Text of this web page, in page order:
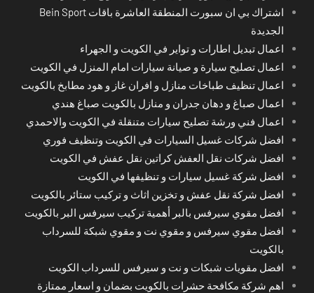
اشتراك بي ان سبورت المنطقة العاشرة باقات Bein Sport
الجديدة
اعمال تبديل اطارات و تواير في الكويت و الجهراء
اعمال تصليح سيارة و صيانة سيارات امام المنزل في الكويت
اعمال تنظيف طباخات منازل و افران غاز و هود مطابخ بالكويت
اعمال صباغ و دهان جدران و منازل بالكويت صباغ هندي
اعمال فني ورشة تصليح سيارات متنقلة في الكويت والاحمدي
افضل شركات غسيل السيارات في الكويت وتنظيف فوري
افضل شركات نقل العفش كراتين نقل عفش في الكويت
افضل شركة غسيل سيارات و تنظيفها في الكويت
افضل شركة نقل عفش و تخزين اثاث و تركيب ستائر بالكويت
افضل مقوي سيرفس بالبر أهمية تركيب سيرفس البر بالكويت
افضل مقوي سيرفس و مقوي نت و مقوي شبكة للسرداب
بالكويت
افضل مقويات شبكات و نت و سيرفس للسرداب الكويت
اهم شركة مكافحة حشرات بالكويت بضمان و اسعار ممتازة